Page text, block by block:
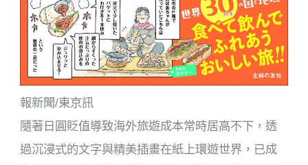
報新聞/東京訊
隨著日圓貶值導致海外旅遊成本常時居高不下，透
過沉浸式的文字與精美插畫在紙上環遊世界，已成